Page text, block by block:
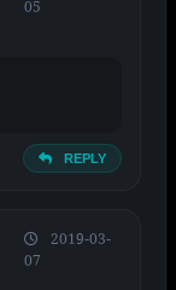
05
REPLY
2019-03-
07